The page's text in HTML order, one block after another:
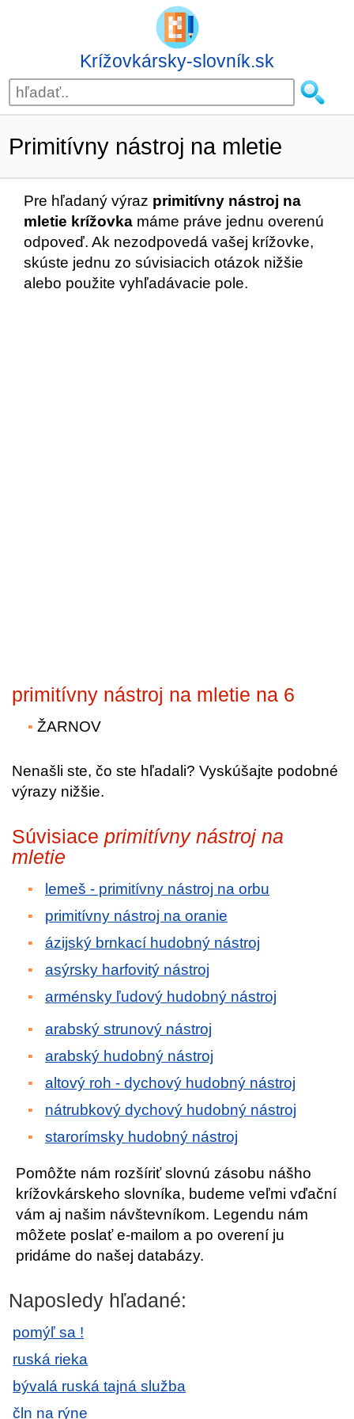
Krížovkársky-slovník.sk
Primitívny nástroj na mletie
Pre hľadaný výraz primitívny nástroj na
mletie krížovka máme práve jednu overenú
odpoveď. Ak nezodpovedá vašej krížovke,
skúste jednu zo súvisiacich otázok nižšie
alebo použite vyhľadávacie pole.
primitívny nástroj na mletie na 6
ŽARNOV
Nenašli ste, čo ste hľadali? Vyskúšajte podobné
výrazy nižšie.
Súvisiace primitívny nástroj na
mletie
lemeš - primitívny nástroj na orbu
primitívny nástroj na oranie
ázijský brnkací hudobný nástroj
asýrsky harfovitý nástroj
arménsky ľudový hudobný nástroj
arabský strunový nástroj
arabský hudobný nástroj
altový roh - dychový hudobný nástroj
nátrubkový dychový hudobný nástroj
starorímsky hudobný nástroj
Pomôžte nám rozšíriť slovnú zásobu nášho
krížovkárskeho slovníka, budeme veľmi vďační
vám aj našim návštevníkom. Legendu nám
môžete poslať e-mailom a po overení ju
pridáme do našej databázy.
Naposledy hľadané:
pomýľ sa !
ruská rieka
bývalá ruská tajná služba
čln na rýne